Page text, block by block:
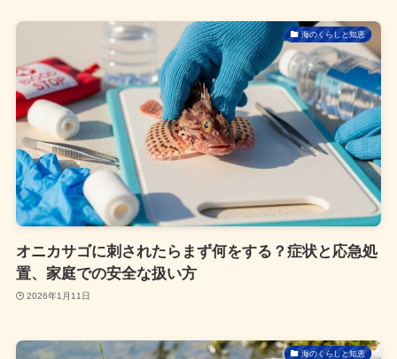
海のくらしと知恵
オニカサゴに刺されたらまず何をする？症状と応急処
置、家庭での安全な扱い方
2026年1月11日
海のくらしと知恵